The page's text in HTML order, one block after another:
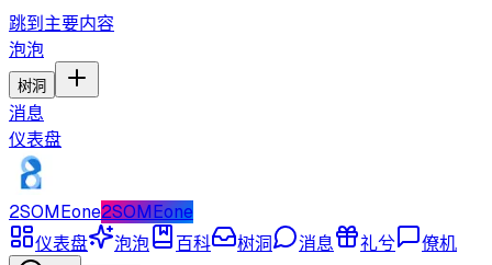
跳到主要内容
泡泡
树洞
消息
仪表盘
2SOMEone2SOMEone
仪表盘
泡泡 百科 树洞 消息 礼兮 僚机